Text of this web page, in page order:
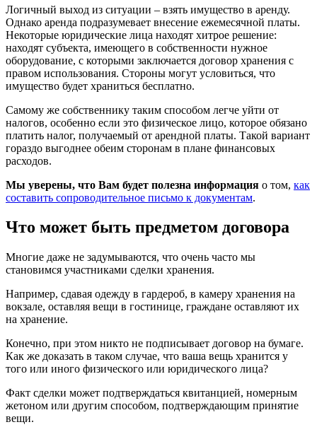
Логичный выход из ситуации – взять имущество в аренду.
Однако аренда подразумевает внесение ежемесячной платы.
Некоторые юридические лица находят хитрое решение:
находят субъекта, имеющего в собственности нужное
оборудование, с которыми заключается договор хранения с
правом использования. Стороны могут условиться, что
имущество будет храниться бесплатно.
Самому же собственнику таким способом легче уйти от
налогов, особенно если это физическое лицо, которое обязано
платить налог, получаемый от арендной платы. Такой вариант
гораздо выгоднее обеим сторонам в плане финансовых
расходов.
Мы уверены, что Вам будет полезна информация о том, как
составить сопроводительное письмо к документам.
Что может быть предметом договора
Многие даже не задумываются, что очень часто мы
становимся участниками сделки хранения.
Например, сдавая одежду в гардероб, в камеру хранения на
вокзале, оставляя вещи в гостинице, граждане оставляют их
на хранение.
Конечно, при этом никто не подписывает договор на бумаге.
Как же доказать в таком случае, что ваша вещь хранится у
того или иного физического или юридического лица?
Факт сделки может подтверждаться квитанцией, номерным
жетоном или другим способом, подтверждающим принятие
вещи.